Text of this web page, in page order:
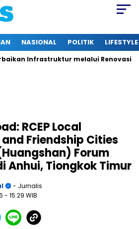
NASIONAL POLITIK LIFESTYLE
Infrastruktur melalui Renovasi
RCEP Local
Friendship Cities
Forum
Anhui, Tiongkok Timur
- Jurnalis
- 15:29 WIB